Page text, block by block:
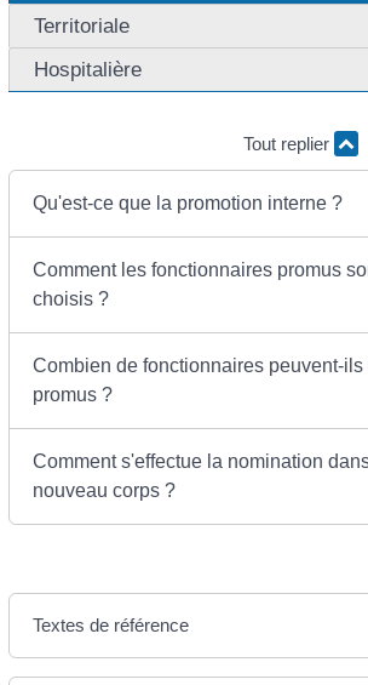
Territoriale
Hospitalière
Tout replier
Qu'est-ce que la promotion interne ?
Comment les fonctionnaires promus
choisis ?
Combien de fonctionnaires peuvent-ils
promus ?
Comment s'effectue la nomination
nouveau corps ?
Textes de référence